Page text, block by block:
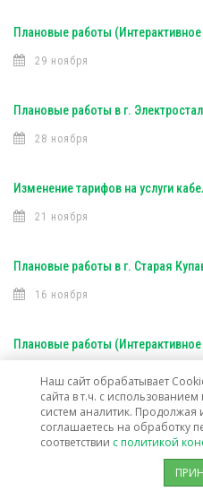
Плановые работы
29 ноября
Плановые работы в г.
28 ноября
Изменение тарифов на услуги
21 ноября
Плановые работы в г. Старая
16 ноября
Плановые работы
Плановые работы
Наш сайт обрабатывает
сайта в т.ч. с
систем аналитик. Продолжая
соглашаетесь на обработку
соответствии с политикой